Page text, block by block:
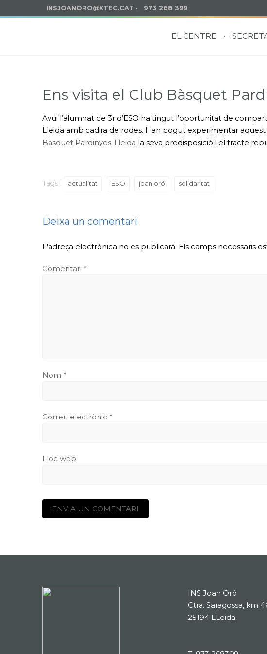
INSJOANORO@XTEC.CAT · 973 268 399
EL CENTRE
Ens visita el Club Bàsquet
Avui l’alumnat de 3r d’ESO ha tingut l’oportunitat de
Lleida amb cadira de rodes. Han pogut experimentar
Bàsquet Pardinyes-Lleida la seva predisposició i el tracte
Tags : actualitat ESO joan oró solidaritat
Deixa un comentari
L'adreça electrònica no es publicarà. Els camps necessaris
Comentari *
Nom *
Correu electrònic *
Lloc web
INS Joan Oró
Ctra. Saragossa, km
25194 LLeida